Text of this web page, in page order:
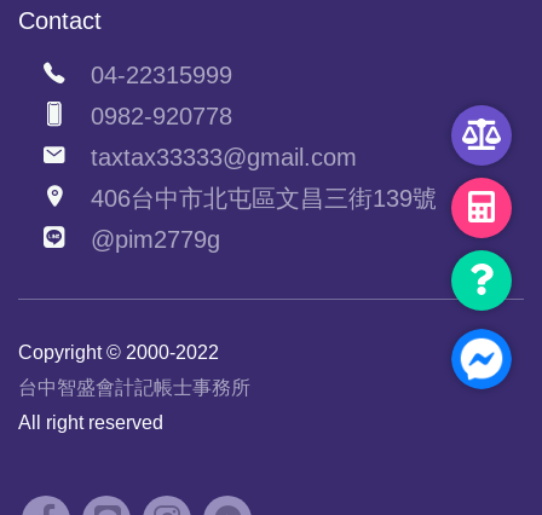
Contact
04-22315999
0982-920778
taxtax33333@gmail.com
406台中市北屯區文昌三街139號
@pim2779g
Copyright © 2000-2022
台中智盛會計記帳士事務所
All right reserved